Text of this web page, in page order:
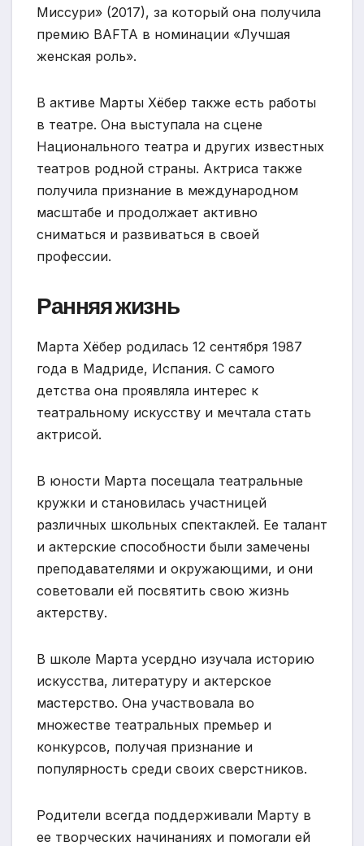
Миссури» (2017), за который она получила
премию BAFTA в номинации «Лучшая
женская роль».
В активе Марты Хёбер также есть работы
в театре. Она выступала на сцене
Национального театра и других известных
театров родной страны. Актриса также
получила признание в международном
масштабе и продолжает активно
сниматься и развиваться в своей
профессии.
Ранняя жизнь
Марта Хёбер родилась 12 сентября 1987
года в Мадриде, Испания. С самого
детства она проявляла интерес к
театральному искусству и мечтала стать
актрисой.
В юности Марта посещала театральные
кружки и становилась участницей
различных школьных спектаклей. Ее талант
и актерские способности были замечены
преподавателями и окружающими, и они
советовали ей посвятить свою жизнь
актерству.
В школе Марта усердно изучала историю
искусства, литературу и актерское
мастерство. Она участвовала во
множестве театральных премьер и
конкурсов, получая признание и
популярность среди своих сверстников.
Родители всегда поддерживали Марту в
ее творческих начинаниях и помогали ей